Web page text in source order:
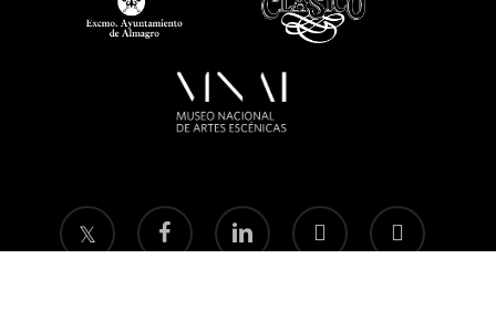
twitter facebook linkedin youtube instagram